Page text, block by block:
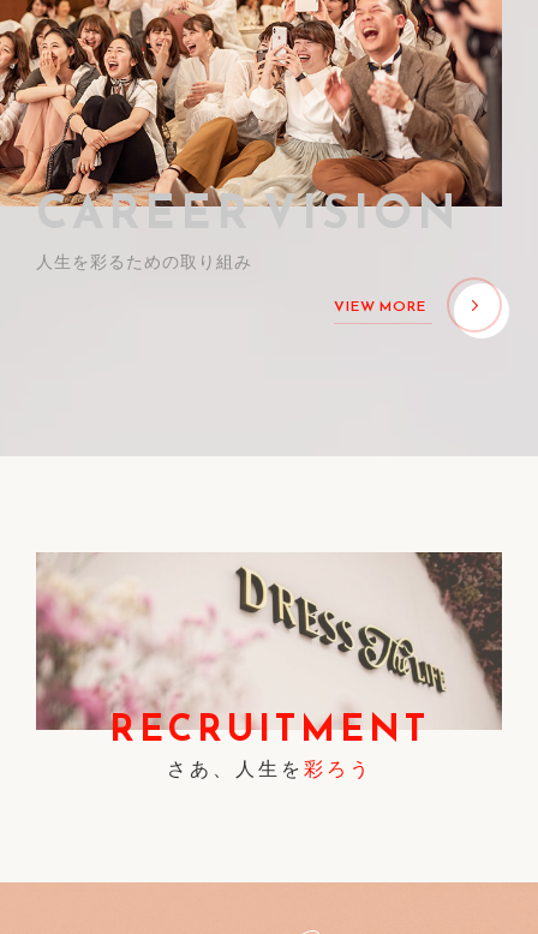
CAREER VISION
人生を彩るための取り組み
VIEW MORE
RECRUITMENT
さあ、人生を 彩ろう